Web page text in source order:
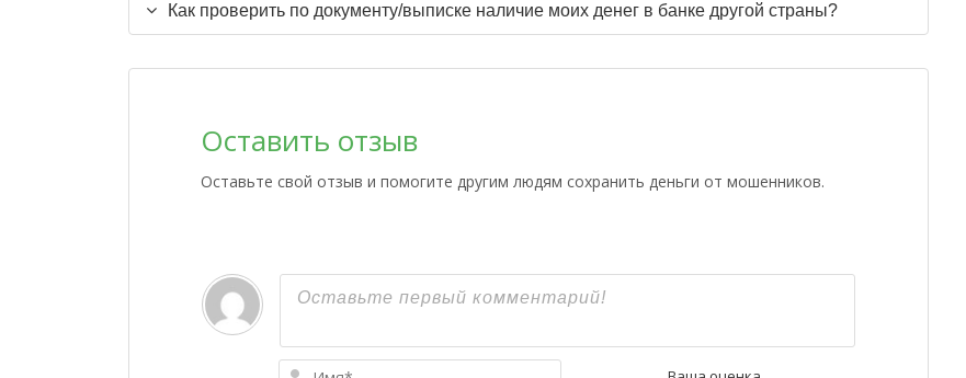
Как проверить по документу/выписке наличие моих денег в банке другой страны?
Оставить отзыв
Оставьте свой отзыв и помогите другим людям сохранить деньги от мошенников.